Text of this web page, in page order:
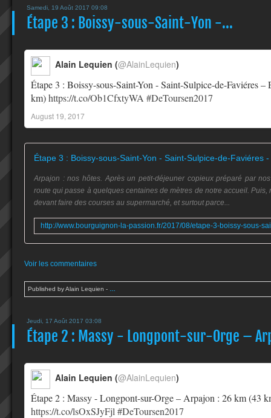
Samedi, 19 Août 2017 09:08
Étape 3 : Boissy-sous-Saint-Yon -...
Étape 3 : Boissy-sous-Saint-Yon - Saint-Sulpice-de-Faviéres –
km)https://t.co/Ob1CfxtyWA #DeToursen2017
Alain Lequien (@AlainLequien)
August 19, 2017
Arpajon : nos hôtes. Après un petit-déjeuner copieux préparé par
route qui passe à quelques centaines de mètres de notre accueil. Puis,
devant faire des courses au supermarché, et surtout parce...
Voir les commentaires
Published by Alain Lequien -
Jeudi, 17 Août 2017 03:08
Étape 2 : Massy - Longpont-sur-Orge –
Étape 2 : Massy - Longpont-sur-Orge – Arpajon : 26 km (43
https://t.co/lsOxSJyFjl #DeToursen2017
Alain Lequien (@AlainLequien)